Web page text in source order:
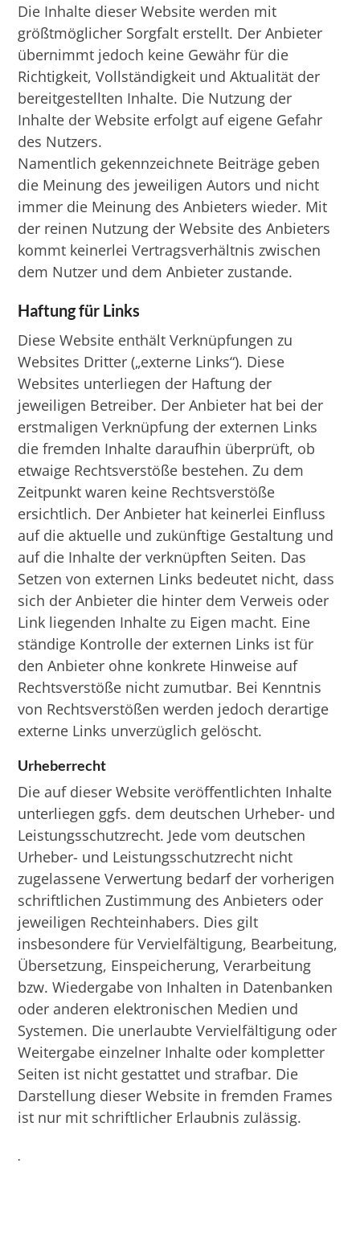
Die Inhalte dieser Website werden mit
größtmöglicher Sorgfalt erstellt. Der Anbieter
übernimmt jedoch keine Gewähr für die
Richtigkeit, Vollständigkeit und Aktualität der
bereitgestellten Inhalte. Die Nutzung der
Inhalte der Website erfolgt auf eigene Gefahr
des Nutzers.
Namentlich gekennzeichnete Beiträge geben
die Meinung des jeweiligen Autors und nicht
immer die Meinung des Anbieters wieder. Mit
der reinen Nutzung der Website des Anbieters
kommt keinerlei Vertragsverhältnis zwischen
dem Nutzer und dem Anbieter zustande.
Haftung für Links
Diese Website enthält Verknüpfungen zu
Websites Dritter („externe Links“). Diese
Websites unterliegen der Haftung der
jeweiligen Betreiber. Der Anbieter hat bei der
erstmaligen Verknüpfung der externen Links
die fremden Inhalte daraufhin überprüft, ob
etwaige Rechtsverstöße bestehen. Zu dem
Zeitpunkt waren keine Rechtsverstöße
ersichtlich. Der Anbieter hat keinerlei Einfluss
auf die aktuelle und zukünftige Gestaltung und
auf die Inhalte der verknüpften Seiten. Das
Setzen von externen Links bedeutet nicht, dass
sich der Anbieter die hinter dem Verweis oder
Link liegenden Inhalte zu Eigen macht. Eine
ständige Kontrolle der externen Links ist für
den Anbieter ohne konkrete Hinweise auf
Rechtsverstöße nicht zumutbar. Bei Kenntnis
von Rechtsverstößen werden jedoch derartige
externe Links unverzüglich gelöscht.
Urheberrecht
Die auf dieser Website veröffentlichten Inhalte
unterliegen ggfs. dem deutschen Urheber- und
Leistungsschutzrecht. Jede vom deutschen
Urheber- und Leistungsschutzrecht nicht
zugelassene Verwertung bedarf der vorherigen
schriftlichen Zustimmung des Anbieters oder
jeweiligen Rechteinhabers. Dies gilt
insbesondere für Vervielfältigung, Bearbeitung,
Übersetzung, Einspeicherung, Verarbeitung
bzw. Wiedergabe von Inhalten in Datenbanken
oder anderen elektronischen Medien und
Systemen. Die unerlaubte Vervielfältigung oder
Weitergabe einzelner Inhalte oder kompletter
Seiten ist nicht gestattet und strafbar. Die
Darstellung dieser Website in fremden Frames
ist nur mit schriftlicher Erlaubnis zulässig.